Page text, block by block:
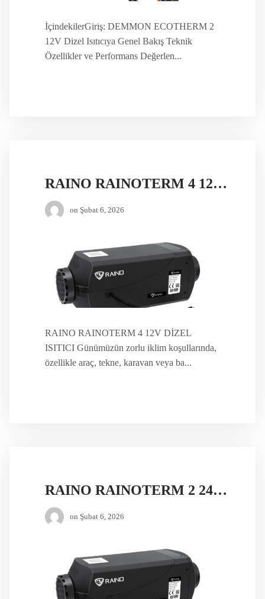
İçindekilerGiriş: DEMMON ECOTHERM 2
12V Dizel Isıtıcıya Genel Bakış Teknik
Özellikler ve Performans Değerlen...
RAINO RAINOTERM 4 12V DİZEL ISITICI
on Şubat 6, 2026
RAINO RAINOTERM 4 12V DİZEL
ISITICI Günümüzün zorlu iklim koşullarında,
özellikle araç, tekne, karavan veya ba...
RAINO RAINOTERM 2 24V DİZEL ISITICI
on Şubat 6, 2026